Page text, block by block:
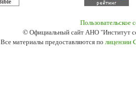
Пользовательское
© Официальный сайт АНО "Институт
Все материалы предоставляются по лицензии